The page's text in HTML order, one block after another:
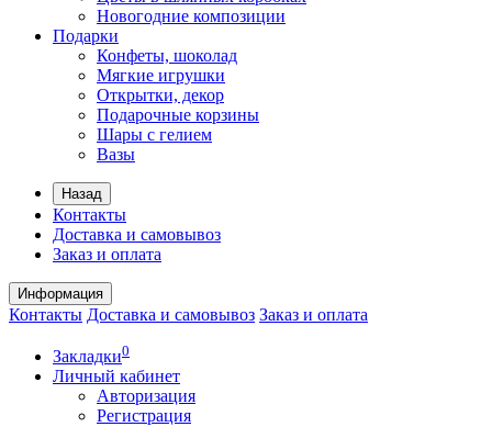
Новогодние композиции
Подарки
Конфеты, шоколад
Мягкие игрушки
Открытки, декор
Подарочные корзины
Шары с гелием
Вазы
Назад
Контакты
Доставка и самовывоз
Заказ и оплата
Информация
Контакты Доставка и самовывоз Заказ и оплата
Закладки0
Личный кабинет
Авторизация
Регистрация